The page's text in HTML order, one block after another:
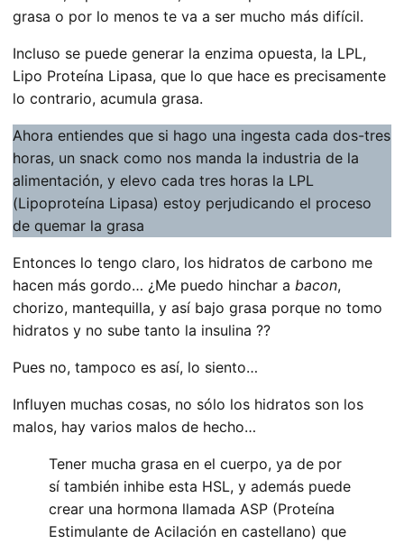
grasa o por lo menos te va a ser mucho más difícil.
Incluso se puede generar la enzima opuesta, la LPL,
Lipo Proteína Lipasa, que lo que hace es precisamente
lo contrario, acumula grasa.
Ahora entiendes que si hago una ingesta cada dos-tres
horas, un snack como nos manda la industria de la
alimentación, y elevo cada tres horas la LPL
(Lipoproteína Lipasa) estoy perjudicando el proceso
de quemar la grasa
Entonces lo tengo claro, los hidratos de carbono me
hacen más gordo… ¿Me puedo hinchar a bacon,
chorizo, mantequilla, y así bajo grasa porque no tomo
hidratos y no sube tanto la insulina ??
Pues no, tampoco es así, lo siento…
Influyen muchas cosas, no sólo los hidratos son los
malos, hay varios malos de hecho…
Tener mucha grasa en el cuerpo, ya de por
sí también inhibe esta HSL, y además puede
crear una hormona llamada ASP (Proteína
Estimulante de Acilación en castellano) que